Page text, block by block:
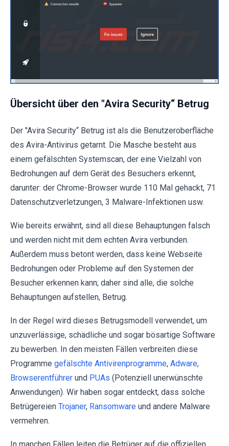
Übersicht über den "Avira Security“ Betrug
Der "Avira Security“ Betrug ist als die Benutzeroberfläche
des Avira-Antivirus getarnt. Die Masche besteht aus
einem gefälschten Systemscan, der eine Vielzahl von
Bedrohungen auf dem Gerät des Besuchers erkennt,
darunter: der Chrome-Browser wurde 110 Mal gehackt, 71
Datenschutzverletzungen, 3 Malware-Infektionen usw.
Wie bereits erwähnt, sind all diese Behauptungen falsch
und werden nicht mit dem echten Avira verbunden.
Außerdem muss betont werden, dass keine Webseite
Bedrohungen oder Probleme auf den Systemen der
Besucher erkennen kann; daher sind alle, die solche
Behauptungen aufstellen, Betrug.
In der Regel wird dieses Betrugsmodell verwendet, um
unzuverlässige, schädliche und sogar bösartige Software
zu bewerben. In den meisten Fällen verbreiten diese
Programme gefälschte Antivirenprogramme, Adware,
Browserentführer und PUAs (Potenziell unerwünschte
Anwendungen). Wir haben sogar entdeckt, dass solche
Betrügereien Trojaner, Ransomware und andere Malware
vermehren.